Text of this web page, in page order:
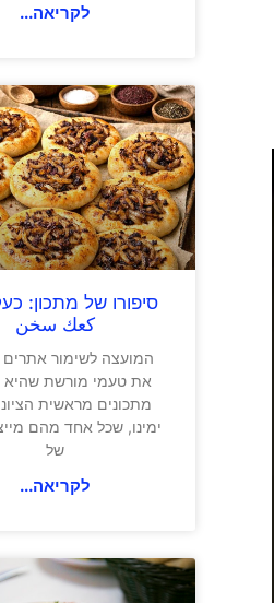
לקריאה...
סיפורו של מתכון:
كعك سخن
המועצה לשימור
את טעמי מורשת שהיא
מתכונים מראשית
ימינו, שכל אחד מהם
של
לקריאה...